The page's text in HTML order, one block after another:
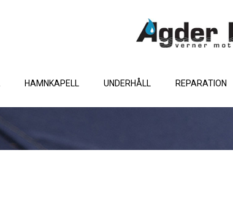
HAMNKAPELL UNDERHÅLL REPARATION